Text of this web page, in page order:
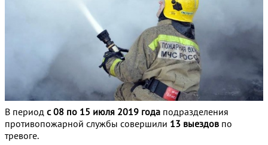
В период с 08 по 15 июля 2019 года подразделения
противопожарной службы совершили 13 выездов по
тревоге.